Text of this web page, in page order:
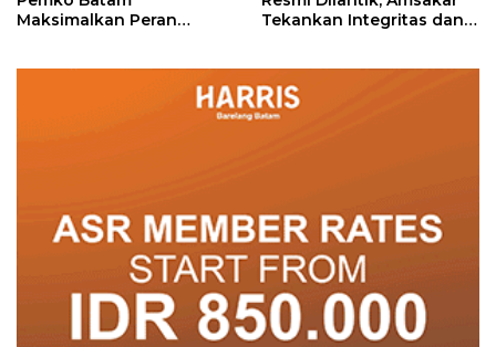
Maksimalkan Peran
Tekankan Integritas dan